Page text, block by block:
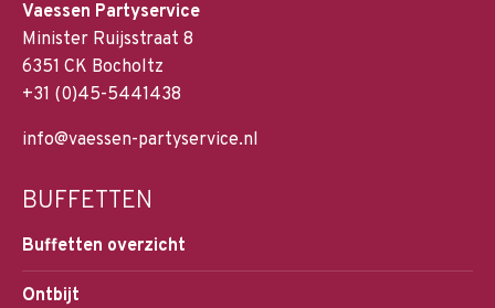
Vaessen Partyservice
Minister Ruijsstraat 8
6351 CK Bocholtz
+31 (0)45-5441438
info@vaessen-partyservice.nl
BUFFETTEN
Buffetten overzicht
Ontbijt